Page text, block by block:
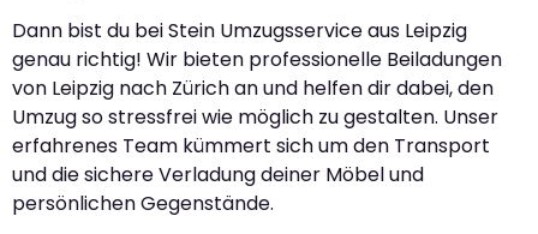
Dann bist du bei Stein Umzugsservice aus Leipzig
genau richtig! Wir bieten professionelle Beiladungen
von Leipzig nach Zürich an und helfen dir dabei, den
Umzug so stressfrei wie möglich zu gestalten. Unser
erfahrenes Team kümmert sich um den Transport
und die sichere Verladung deiner Möbel und
persönlichen Gegenstände.